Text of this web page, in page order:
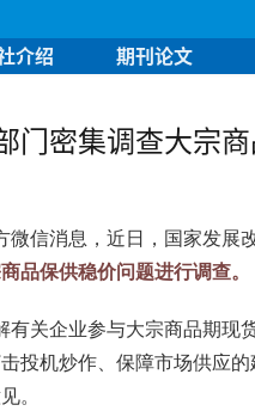
介绍 期刊论文
门密集调查大宗
微信消息，近日，国家发展
品保供稳价问题进行调查。
有关企业参与大宗商品期现
投机炒作、保障市场供应
。